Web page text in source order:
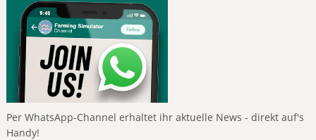
Per WhatsApp-Channel erhaltet ihr aktuelle News - direkt auf's
Handy!